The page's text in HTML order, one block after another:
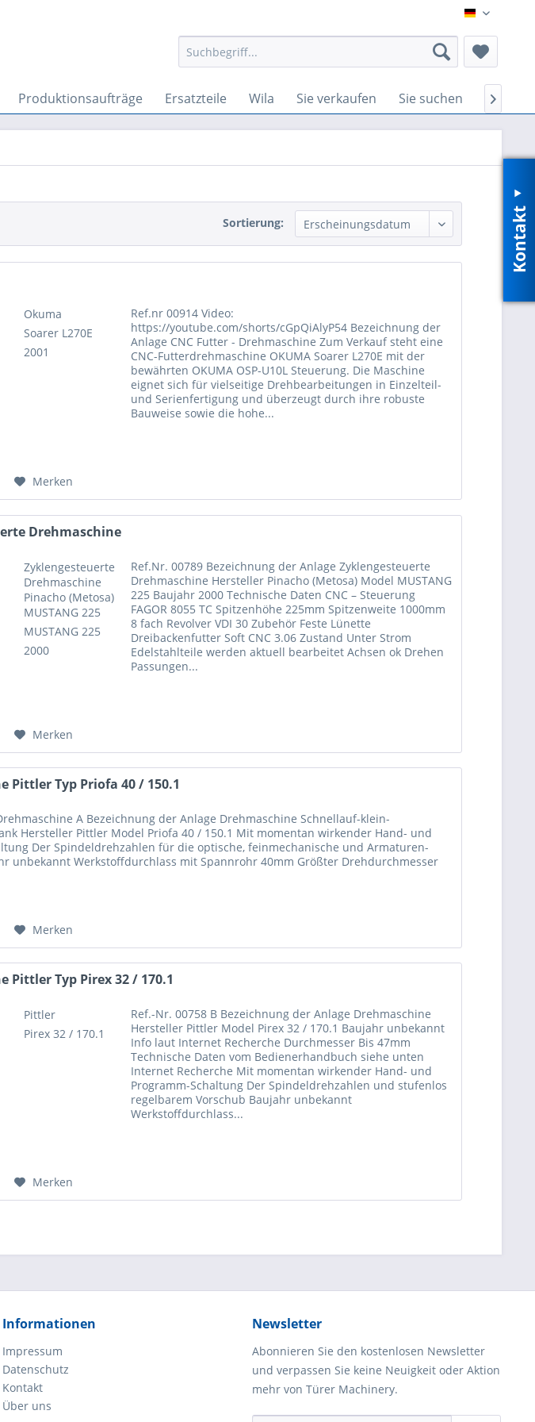
DE
Produktionsaufträge Ersatzteile Wila Sie verkaufen Sie suchen Wir

Sortierung:
Okuma
Soarer L270E
2001
Ref.nr 00914 Video:
https://youtube.com/shorts/cGpQiAlyP54 Bezeichnung der
Anlage CNC Futter - Drehmaschine Zum Verkauf steht eine
CNC-Futterdrehmaschine OKUMA Soarer L270E mit der
bewährten OKUMA OSP-U10L Steuerung. Die Maschine
eignet sich für vielseitige Drehbearbeitungen in Einzelteil-
und Serienfertigung und überzeugt durch ihre robuste
Bauweise sowie die hohe...
Merken
Drehmaschine
Zyklengesteuerte
Drehmaschine
Pinacho (Metosa)
MUSTANG 225
MUSTANG 225
2000
Ref.Nr. 00789 Bezeichnung der Anlage Zyklengesteuerte
Drehmaschine Hersteller Pinacho (Metosa) Model MUSTANG
225 Baujahr 2000 Technische Daten CNC – Steuerung
FAGOR 8055 TC Spitzenhöhe 225mm Spitzenweite 1000mm
8 fach Revolver VDI 30 Zubehör Feste Lünette
Dreibackenfutter Soft CNC 3.06 Zustand Unter Strom
Edelstahlteile werden aktuell bearbeitet Achsen ok Drehen
Passungen...
Merken
Pittler Typ Priofa 40 / 150.1
A Bezeichnung der Anlage Drehmaschine Schnellauf-klein-
Hersteller Pittler Model Priofa 40 / 150.1 Mit momentan wirkender Hand- und
Der Spindeldrehzahlen für die optische, feinmechanische und Armaturen-
unbekannt Werkstoffdurchlass mit Spannrohr 40mm Größter Drehdurchmesser
Merken
Pittler Typ Pirex 32 / 170.1
Pittler
Pirex 32 / 170.1
Ref.-Nr. 00758 B Bezeichnung der Anlage Drehmaschine
Hersteller Pittler Model Pirex 32 / 170.1 Baujahr unbekannt
Info laut Internet Recherche Durchmesser Bis 47mm
Technische Daten vom Bedienerhandbuch siehe unten
Internet Recherche Mit momentan wirkender Hand- und
Programm-Schaltung Der Spindeldrehzahlen und stufenlos
regelbarem Vorschub Baujahr unbekannt
Werkstoffdurchlass...
Merken
Informationen
Impressum
Datenschutz
Kontakt
Über uns
Newsletter
Abonnieren Sie den kostenlosen Newsletter
und verpassen Sie keine Neuigkeit oder Aktion
mehr von Türer Machinery.
Kontakt